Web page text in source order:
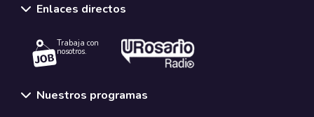
Enlaces directos
Trabaja con
nosotros.
Nuestros programas